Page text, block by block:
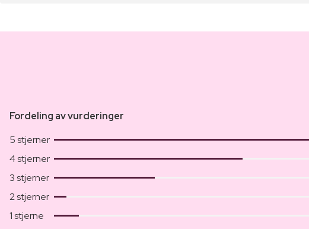
Fordeling av vurderinger
5 stjerner
4 stjerner
3 stjerner
2 stjerner
1 stjerne